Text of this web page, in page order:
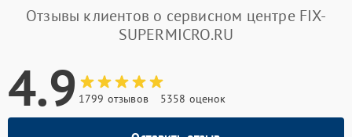
Отзывы клиентов о сервисном центре FIX-
SUPERMICRO.RU
4.9 1799 отзывов 5358 оценок